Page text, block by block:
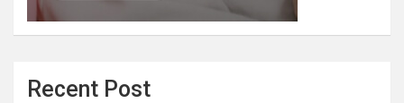
Recent Post